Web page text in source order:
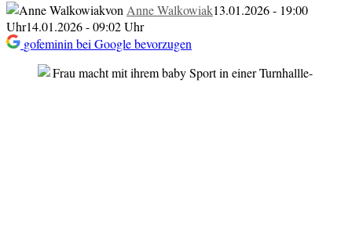
von Anne Walkowiak13.01.2026 - 19:00
Uhr14.01.2026 - 09:02 Uhr
gofeminin bei Google bevorzugen